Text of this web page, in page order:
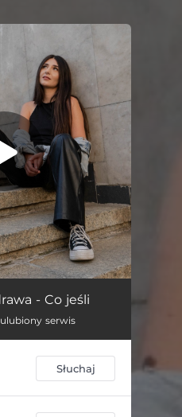
03:22
- Co jeśli
serwis
Słuchaj